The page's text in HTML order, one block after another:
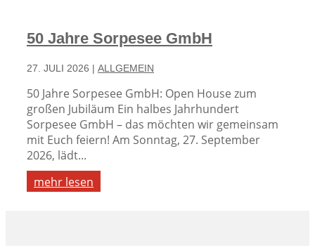
50 Jahre Sorpesee GmbH
27. JULI 2026 | ALLGEMEIN
50 Jahre Sorpesee GmbH: Open House zum
großen Jubiläum Ein halbes Jahrhundert
Sorpesee GmbH – das möchten wir gemeinsam
mit Euch feiern! Am Sonntag, 27. September
2026, lädt...
mehr lesen